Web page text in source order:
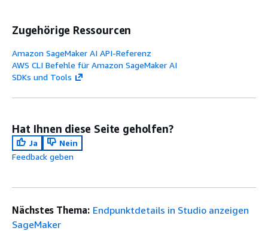
Zugehörige Ressourcen
Amazon SageMaker AI API-Referenz
AWS CLI Befehle für Amazon SageMaker AI
SDKs und Tools
Hat Ihnen diese Seite geholfen?
Ja
Nein
Feedback geben
Nächstes Thema: Endpunktdetails in Studio anzeigen
SageMaker